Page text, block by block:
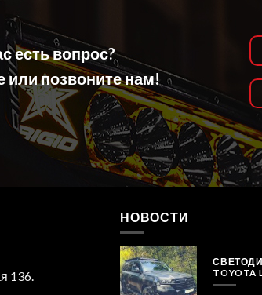
есть вопрос?
или позвоните нам!
136.
НОВОСТИ
TOYOTA